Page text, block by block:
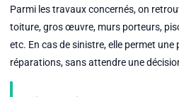
Parmi les travaux concernés, on
toiture, gros œuvre, murs porteurs,
etc. En cas de sinistre, elle permet une
réparations, sans attendre une